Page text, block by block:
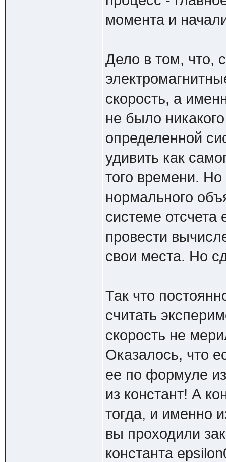
момента и
Дело в том, что,
скорость, а
не было
определенной
удивить как
того времени.
нормального
системе отсчета
провести
свои места. Но
Так что
считать
скорость не
Оказалось, что
ее по формуле
из констант! А
тогда, и именно
вы проходили
константа